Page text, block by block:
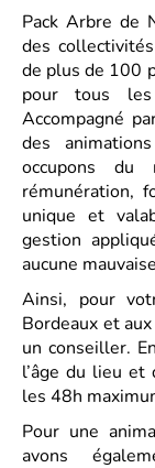
Pack Arbre de
des
de plus de 100
pour tous
Accompagné
des
occupons du
rémunération,
unique et
gestion
aucune
Ainsi, pour
Bordeaux et
un conseiller.
l’âge du lieu et
les 48h
Pour une
avons